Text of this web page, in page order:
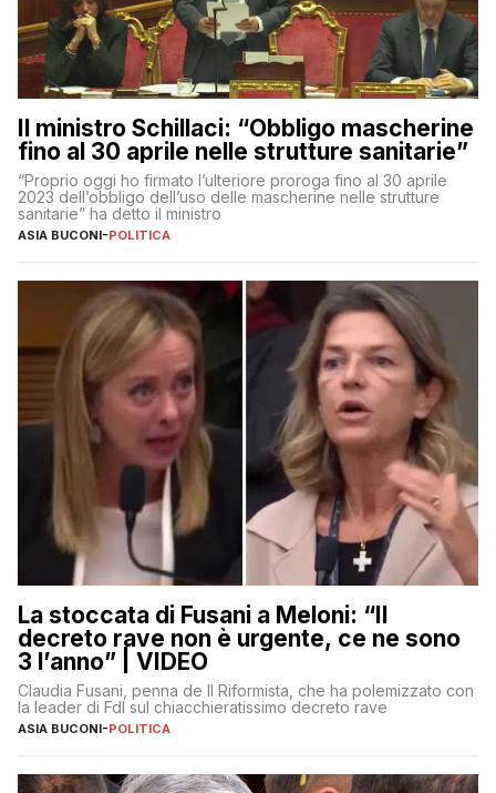
Il ministro Schillaci: “Obbligo mascherine
fino al 30 aprile nelle strutture sanitarie”
“Proprio oggi ho firmato l’ulteriore proroga fino al 30 aprile
2023 dell’obbligo dell’uso delle mascherine nelle strutture
sanitarie” ha detto il ministro
ASIA BUCONI-POLITICA
La stoccata di Fusani a Meloni: “Il
decreto rave non è urgente, ce ne sono
3 l’anno” | VIDEO
Claudia Fusani, penna de Il Riformista, che ha polemizzato con
la leader di FdI sul chiacchieratissimo decreto rave
ASIA BUCONI-POLITICA